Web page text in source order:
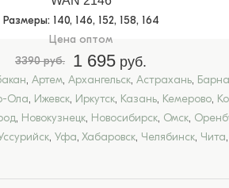
Размеры: 140, 146, 152, 158, 164
Цена оптом
3390 руб.
1 695 руб.
, Артем, Архангельск, Астрахань,
Ола, Ижевск, Иркутск, Казань, Кемерово,
, Новокузнецк, Новосибирск, Омск,
, Уфа, Хабаровск, Челябинск, Чита,